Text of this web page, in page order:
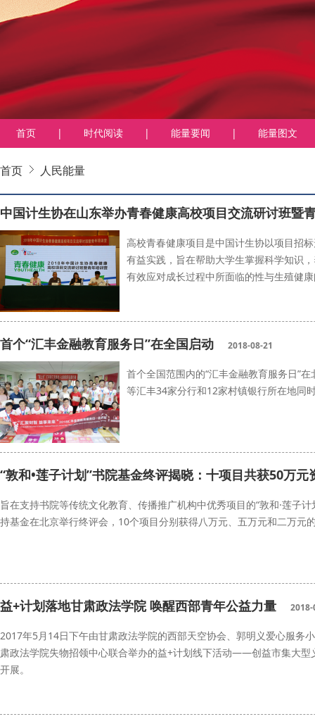
首页 | 时代阅读 | 能量要闻 | 能量图文
首页 人民能量
中国计生协在山东举办青春健康高校项目交流研讨班暨
高校青春健康项目是中国计生协以项目招
有益实践，旨在帮助大学生掌握科学知识
有效应对成长过程中所面临的性与生殖健
首个“汇丰金融教育服务日”在全国启动 2018-08-21
首个全国范围内的“汇丰金融教育服务日”
等汇丰34家分行和12家村镇银行所在地同
“敦和•莲子计划”书院基金终评揭晓：十项目共获50万元
旨在支持书院等传统文化教育、传播推广机构中优秀项目的“敦和·莲子
持基金在北京举行终评会，10个项目分别获得八万元、五万元和二万元
益+计划落地甘肃政法学院 唤醒西部青年公益力量
2017年5月14日下午由甘肃政法学院的西部天空协会、郭明义爱心服务
肃政法学院失物招领中心联合举办的益+计划线下活动——创益市集大型
开展。